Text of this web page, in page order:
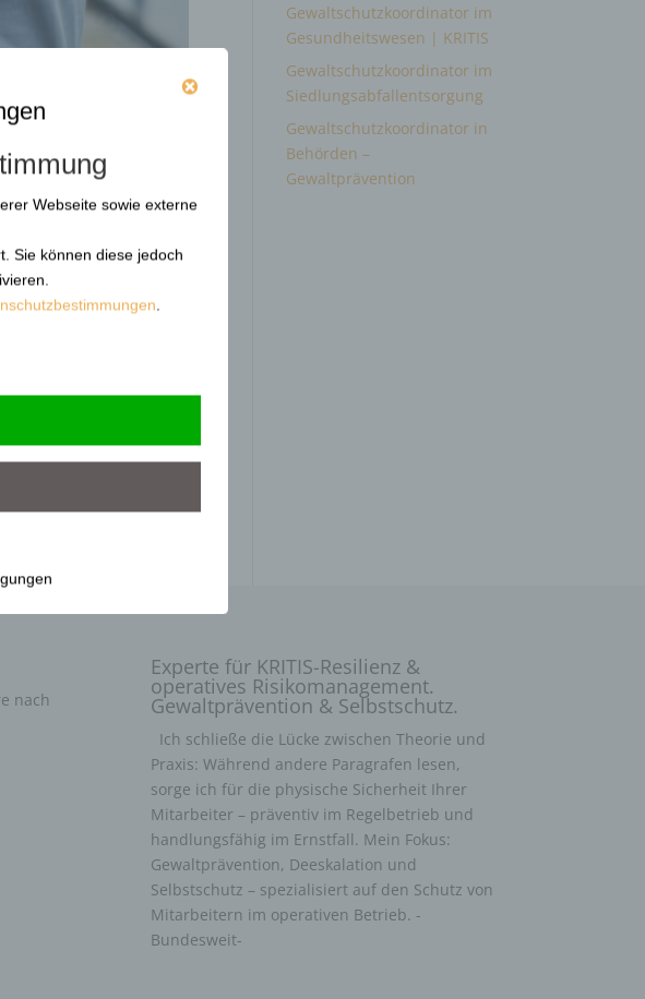
Der Bundesrat stimmte
2026 offiziell in Kraft
Gewaltschutzkoordinator im
Gesundheitswesen | KRITIS
Gewaltschutzkoordinator im
Siedlungsabfallentsorgung
Gewaltschutzkoordinator in
Behörden –
Gewaltprävention
nach
Experte für KRITIS-Resilienz &
operatives Risikomanagement.
Gewaltprävention & Selbstschutz.
Ich schließe die Lücke zwischen Theorie und
Praxis: Während andere Paragrafen lesen,
sorge ich für die physische Sicherheit Ihrer
Mitarbeiter – präventiv im Regelbetrieb und
handlungsfähig im Ernstfall. Mein Fokus:
Gewaltprävention, Deeskalation und
Selbstschutz – spezialisiert auf den Schutz von
Mitarbeitern im operativen Betrieb. -
Bundesweit-
Webseite sowie externe
Sie können diese jedoch